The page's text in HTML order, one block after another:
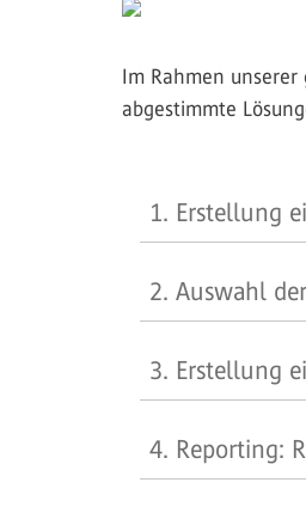
Im Rahmen
abgestimmte
1. Erstellung
2. Auswahl
3. Erstellung
4. Reporting: